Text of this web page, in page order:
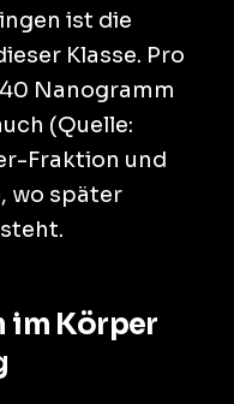
ist die
Klasse. Pro
Nanogramm
(Quelle:
Fraktion und
wo später
im Körper